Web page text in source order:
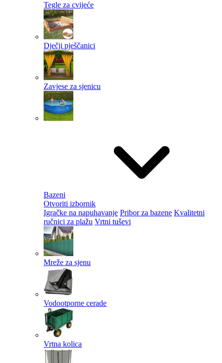
Tegle za cvijeće
Dječji pješčanici
Zavjese za sjenicu
Bazeni
Otvoriti izbornik
Igračke na napuhavanje Pribor za bazene Kvalitetni
ručnici za plažu Vrtni tuševi
Mreže za sjenu
Vodootporne cerade
Vrtna kolica